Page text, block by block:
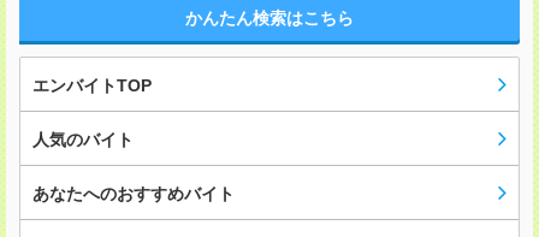
かんたん検索はこちら
エンバイトTOP
人気のバイト
あなたへのおすすめバイト